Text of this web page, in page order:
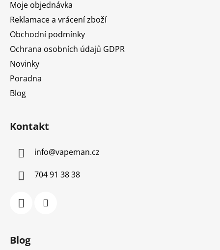
Moje objednávka
Reklamace a vrácení zboží
Obchodní podmínky
Ochrana osobních údajů GDPR
Novinky
Poradna
Blog
Kontakt
info@vapeman.cz
704 91 38 38
Blog